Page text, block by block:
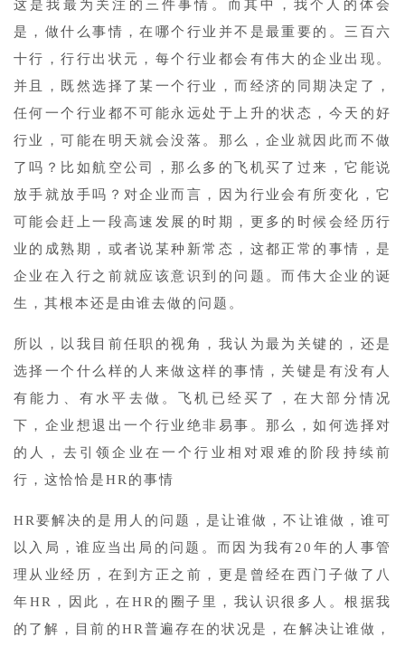
这是我最为关注的三件事情。而其中，我个人的体会
是，做什么事情，在哪个行业并不是最重要的。三百六
十行，行行出状元，每个行业都会有伟大的企业出现。
并且，既然选择了某一个行业，而经济的同期决定了，
任何一个行业都不可能永远处于上升的状态，今天的好
行业，可能在明天就会没落。那么，企业就因此而不做
了吗？比如航空公司，那么多的飞机买了过来，它能说
放手就放手吗？对企业而言，因为行业会有所变化，它
可能会赶上一段高速发展的时期，更多的时候会经历行
业的成熟期，或者说某种新常态，这都正常的事情，是
企业在入行之前就应该意识到的问题。而伟大企业的诞
生，其根本还是由谁去做的问题。
所以，以我目前任职的视角，我认为最为关键的，还是
选择一个什么样的人来做这样的事情，关键是有没有人
有能力、有水平去做。飞机已经买了，在大部分情况
下，企业想退出一个行业绝非易事。那么，如何选择对
的人，去引领企业在一个行业相对艰难的阶段持续前
行，这恰恰是HR的事情
HR要解决的是用人的问题，是让谁做，不让谁做，谁可
以入局，谁应当出局的问题。而因为我有20年的人事管
理从业经历，在到方正之前，更是曾经在西门子做了八
年HR，因此，在HR的圈子里，我认识很多人。根据我
的了解，目前的HR普遍存在的状况是，在解决让谁做，